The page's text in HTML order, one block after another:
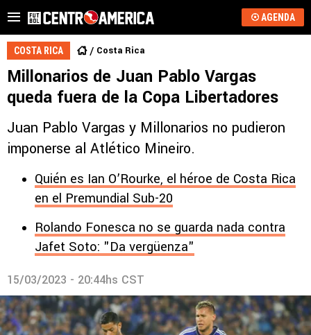
AGENDA
COSTA RICA Costa Rica
Millonarios de Juan Pablo Vargas
queda fuera de la Copa Libertadores
Juan Pablo Vargas y Millonarios no pudieron
imponerse al Atlético Mineiro.
Quién es Ian O’Rourke, el héroe de Costa Rica
en el Premundial Sub-20
Rolando Fonesca no se guarda nada contra
Jafet Soto: "Da vergüenza"
15/03/2023 - 20:44hs CST